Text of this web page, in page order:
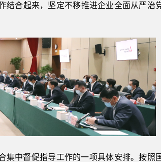
结合起来，坚定不移推进企业全面从严治
集中督促指导工作的一项具体安排。按照